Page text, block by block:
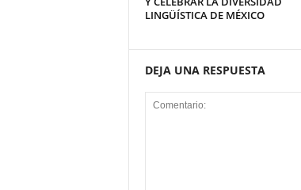
LINGÜÍSTICA DE MÉXICO
DEJA UNA RESPUESTA